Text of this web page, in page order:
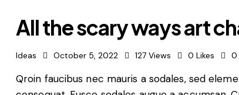
All the scary ways art
Ideas October 5, 2022 127 Views 0 Likes 0
Qroin faucibus nec mauris a sodales, sed